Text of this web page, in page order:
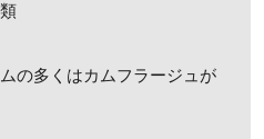
の多くはカムフラージュが